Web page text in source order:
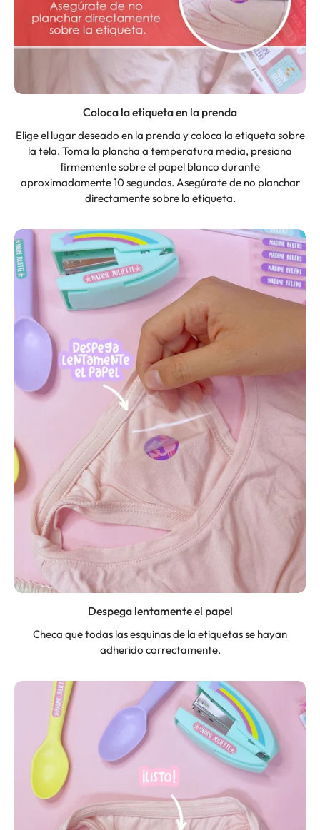
Coloca la etiqueta en la prenda
Elige el lugar deseado en la prenda y coloca la etiqueta sobre
la tela. Toma la plancha a temperatura media, presiona
firmemente sobre el papel blanco durante
aproximadamente 10 segundos. Asegúrate de no planchar
directamente sobre la etiqueta.
Despega lentamente el papel
Checa que todas las esquinas de la etiquetas se hayan
adherido correctamente.